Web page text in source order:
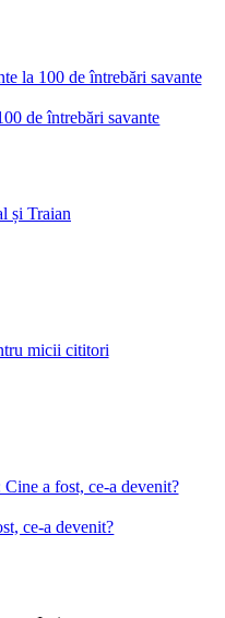
de întrebări savante
ce-a devenit?